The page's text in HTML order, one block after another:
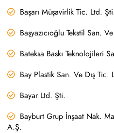
Başarı Müşavirlik Tic. Ltd.
Başyazıcıoğlu Tekstil San.
Bateksa Baskı Teknolojileri
Bay Plastik San. Ve Dış Tic.
Bayar Ltd. Şti.
Bayburt Grup İnşaat Nak.
A.Ş.